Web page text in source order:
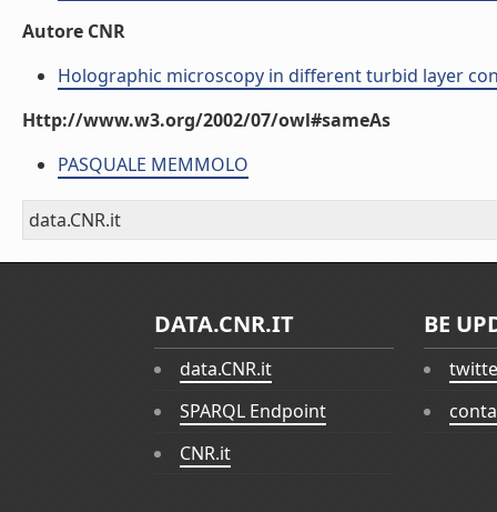
Autore CNR
Holographic microscopy in different turbid layer
Http://www.w3.org/2002/07/owl#sameAs
PASQUALE MEMMOLO
data.CNR.it
DATA.CNR.IT
data.CNR.it
SPARQL Endpoint
CNR.it
BE